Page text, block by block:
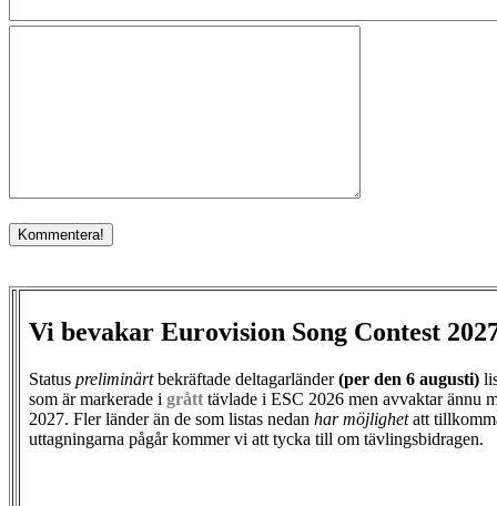
Vi bevakar Eurovision Song Contest
Status preliminärtbekräftade deltagarländer(per den 6 augusti)
som är markerade i grått tävlade i ESC 2026 men avvaktar ännu
2027. Fler länder än de som listas nedan har möjlighetatt
uttagningarna pågår kommer vi att tycka till om tävlingsbidragen.